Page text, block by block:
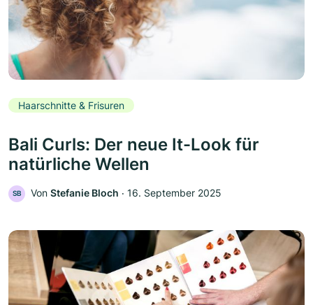
Haarschnitte & Frisuren
Bali Curls: Der neue It-Look für
natürliche Wellen
SB Von Stefanie Bloch ‧ 16. September 2025